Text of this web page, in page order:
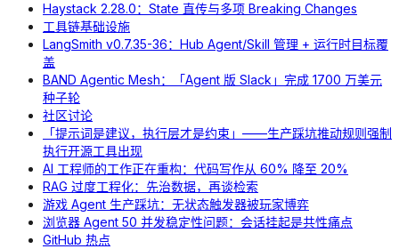
Haystack 2.28.0：State 直传与多项 Breaking Changes
工具链基础设施
LangSmith v0.7.35-36：Hub Agent/Skill 管理 + 运行时目标覆
盖
BAND Agentic Mesh：「Agent 版 Slack」完成 1700 万美元
种子轮
社区讨论
「提示词是建议，执行层才是约束」——生产踩坑推动规则强制
执行开源工具出现
AI 工程师的工作正在重构：代码写作从 60% 降至 20%
RAG 过度工程化：先治数据，再谈检索
游戏 Agent 生产踩坑：无状态触发器被玩家博弈
浏览器 Agent 50 并发稳定性问题：会话挂起是共性痛点
GitHub 热点